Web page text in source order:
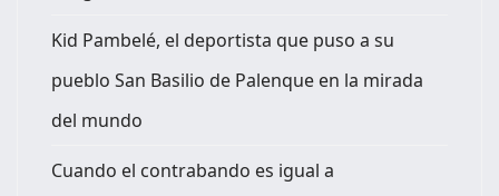
Kid Pambelé, el deportista que puso a su
pueblo San Basilio de Palenque en la mirada
del mundo
Cuando el contrabando es igual a